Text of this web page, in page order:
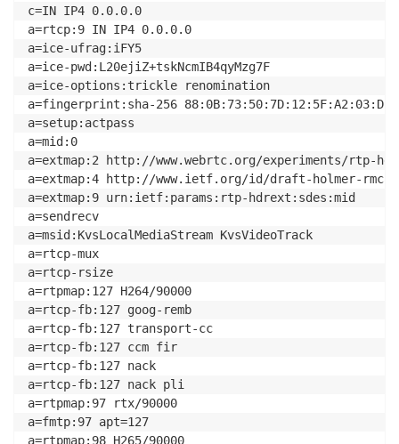
c=IN IP4 0.0.0.0
a=rtcp:9 IN IP4 0.0.0.0
a=ice-ufrag:iFY5
a=ice-pwd:L20ejiZ+tskNcmIB4qyMzg7F
a=ice-options:trickle renomination
a=fingerprint:sha-256
a=setup:actpass
a=mid:0
a=extmap:2 http://www.webrtc.org/experiments/rtp-
a=extmap:4 http://www.ietf.org/id/draft-holmer-
a=extmap:9 urn:ietf:params:rtp-hdrext:sdes:mid
a=sendrecv
a=msid:KvsLocalMediaStream KvsVideoTrack
a=rtcp-mux
a=rtcp-rsize
a=rtpmap:127 H264/90000
a=rtcp-fb:127 goog-remb
a=rtcp-fb:127 transport-cc
a=rtcp-fb:127 ccm fir
a=rtcp-fb:127 nack
a=rtcp-fb:127 nack pli
a=rtpmap:97 rtx/90000
a=fmtp:97 apt=127
a=rtpmap:98 H265/90000